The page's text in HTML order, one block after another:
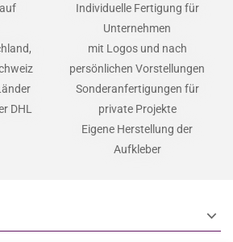
DHL
Individuelle Fertigung für
Unternehmen
mit Logos und nach
persönlichen Vorstellungen
Sonderanfertigungen für
private Projekte
Eigene Herstellung der
Aufkleber
expand_more